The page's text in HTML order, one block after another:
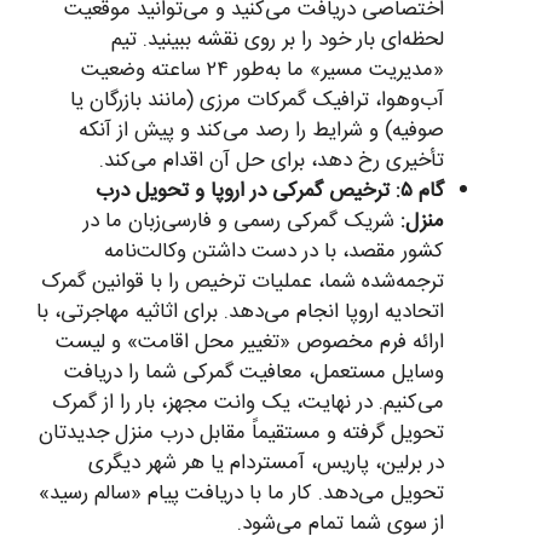
اختصاصی دریافت می‌کنید و می‌توانید موقعیت
لحظه‌ای بار خود را بر روی نقشه ببینید. تیم
«مدیریت مسیر» ما به‌طور ۲۴ ساعته وضعیت
آب‌وهوا، ترافیک گمرکات مرزی (مانند بازرگان یا
صوفیه) و شرایط را رصد می‌کند و پیش از آنکه
تأخیری رخ دهد، برای حل آن اقدام می‌کند.
گام ۵: ترخیص گمرکی در اروپا و تحویل درب
منزل: شریک گمرکی رسمی و فارسی‌زبان ما در
کشور مقصد، با در دست داشتن وکالت‌نامه
ترجمه‌شده شما، عملیات ترخیص را با قوانین گمرک
اتحادیه اروپا انجام می‌دهد. برای اثاثیه مهاجرتی، با
ارائه فرم مخصوص «تغییر محل اقامت» و لیست
وسایل مستعمل، معافیت گمرکی شما را دریافت
می‌کنیم. در نهایت، یک وانت مجهز، بار را از گمرک
تحویل گرفته و مستقیماً مقابل درب منزل جدیدتان
در برلین، پاریس، آمستردام یا هر شهر دیگری
تحویل می‌دهد. کار ما با دریافت پیام «سالم رسید»
از سوی شما تمام می‌شود.